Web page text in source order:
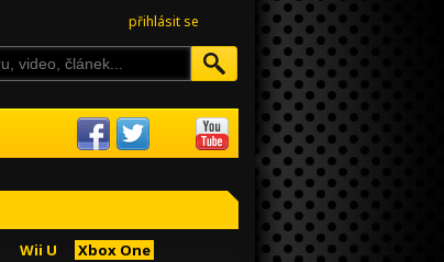
přihlásit se
Wii U
Xbox One